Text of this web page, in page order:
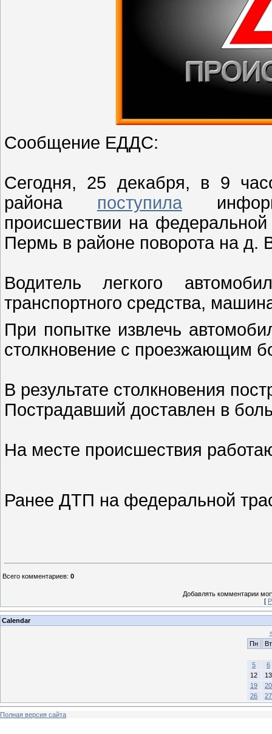
Сообщение ЕДДС:
Сегодня, 25 декабря, в 9
района поступила
происшествии на
Пермь в районе поворота на д.
Водитель легкого
транспортного средства,
При попытке извлечь
столкновение с проезжающим
В результате столкновения
Пострадавший доставлен в
На месте происшествия
Ранее ДТП на федеральной
Всего комментариев: 0
Добавлять комментарии
[
Calendar
Пн
Вт
5
6
12
13
19
20
26
27
Полная версия сайта